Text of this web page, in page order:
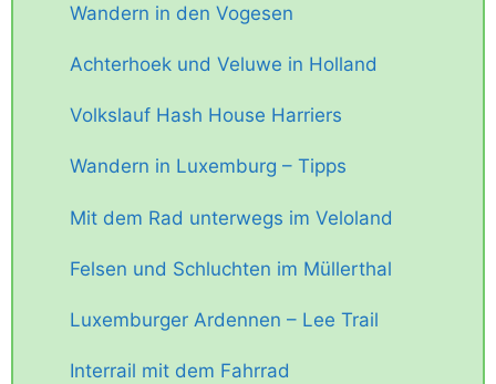
Wandern in den Vogesen
Achterhoek und Veluwe in Holland
Volkslauf Hash House Harriers
Wandern in Luxemburg – Tipps
Mit dem Rad unterwegs im Veloland
Felsen und Schluchten im Müllerthal
Luxemburger Ardennen – Lee Trail
Interrail mit dem Fahrrad